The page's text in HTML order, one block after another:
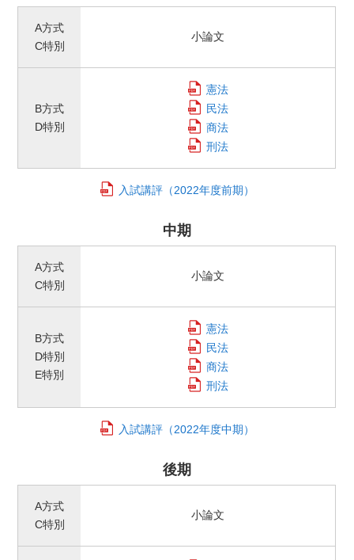
A方式
C特別
小論文
B方式
D特別
憲法
民法
商法
刑法
入試講評（2022年度前期）
中期
A方式
C特別
小論文
B方式
D特別
E特別
憲法
民法
商法
刑法
入試講評（2022年度中期）
後期
A方式
C特別
小論文